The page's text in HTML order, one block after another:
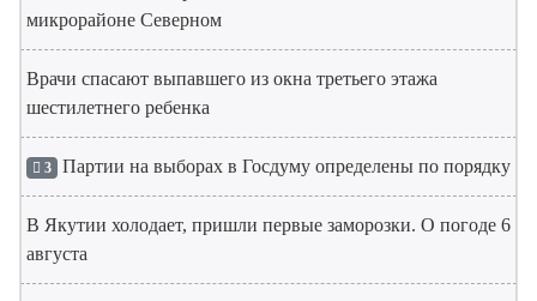
микрорайоне Северном
Врачи спасают выпавшего из окна третьего этажа
шестилетнего ребенка
3 Партии на выборах в Госдуму определены по порядку
В Якутии холодает, пришли первые заморозки. О погоде 6
августа